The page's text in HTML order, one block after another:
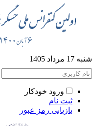
مرداد 1405
ورود خودکار
ثبت نام
بازیابی رمز عبور